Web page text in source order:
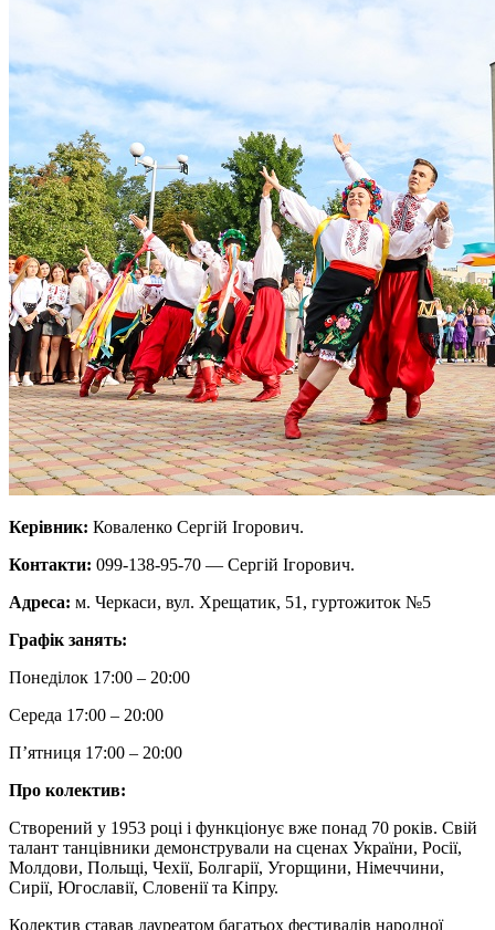
Керівник: Коваленко Сергій Ігорович.
Контакти: 099-138-95-70 — Сергій Ігорович.
Адреса: м. Черкаси, вул. Хрещатик, 51, гуртожиток №5
Графік занять:
Понеділок 17:00 – 20:00
Середа 17:00 – 20:00
П’ятниця 17:00 – 20:00
Про колектив:
Створений у 1953 році і функціонує вже понад 70 років. Свій
талант танцівники демонстрували на сценах України, Росії,
Молдови, Польщі, Чехії, Болгарії, Угорщини, Німеччини,
Сирії, Югославії, Словенії та Кіпру.
Колектив ставав лауреатом багатьох фестивалів народної